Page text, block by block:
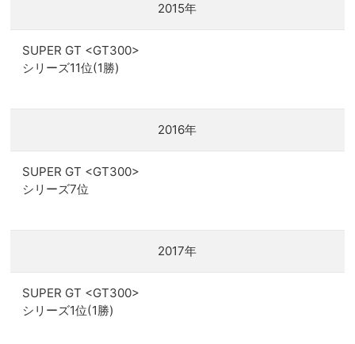
2015年
SUPER GT <GT300>
シリーズ11位(1勝)
2016年
SUPER GT <GT300>
シリーズ7位
2017年
SUPER GT <GT300>
シリーズ1位(1勝)